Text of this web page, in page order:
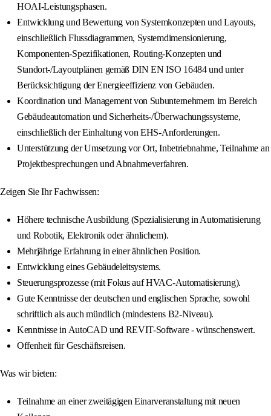
HOAI-Leistungsphasen.
Entwicklung und Bewertung von Systemkonzepten und Layouts,
einschließlich Flussdiagrammen, Systemdimensionierung,
Komponenten-Spezifikationen, Routing-Konzepten und
Standort-/Layoutplänen gemäß DIN EN ISO 16484 und unter
Berücksichtigung der Energieeffizienz von Gebäuden.
Koordination und Management von Subunternehmern im Bereich
Gebäudeautomation und Sicherheits-/Überwachungssysteme,
einschließlich der Einhaltung von EHS-Anforderungen.
Unterstützung der Umsetzung vor Ort, Inbetriebnahme, Teilnahme an
Projektbesprechungen und Abnahmeverfahren.
Zeigen Sie Ihr Fachwissen:
Höhere technische Ausbildung (Spezialisierung in Automatisierung
und Robotik, Elektronik oder ähnlichem).
Mehrjährige Erfahrung in einer ähnlichen Position.
Entwicklung eines Gebäudeleitsystems.
Steuerungsprozesse (mit Fokus auf HVAC-Automatisierung).
Gute Kenntnisse der deutschen und englischen Sprache, sowohl
schriftlich als auch mündlich (mindestens B2-Niveau).
Kenntnisse in AutoCAD und REVIT-Software - wünschenswert.
Offenheit für Geschäftsreisen.
Was wir bieten:
Teilnahme an einer zweitägigen Einarveranstaltung mit neuen